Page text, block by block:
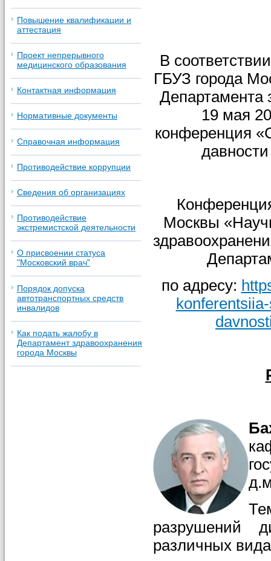
В
ГБУЗ города
Департамента
19 мая
конференция
Москвы
по адресу:
разрушений
различных
Повышение квалификации и
аттестация
Проект непрерывного
медицинского образования
Контактная информация
Нормативные документы
Справочная информация
Противодействие коррупции
Сведения об организациях
Противодействие
экстремистской деятельности
О присвоении статуса
"Московский врач"
Порядок допуска
автотранспортных средств
инвалидов
Как подать жалобу в
Департамент здравоохранения
города Москвы